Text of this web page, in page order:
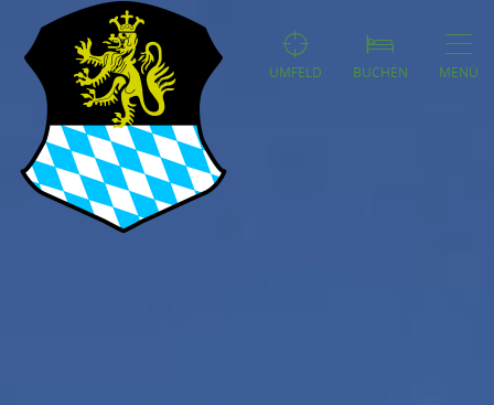
UMFELD BUCHEN MENÜ